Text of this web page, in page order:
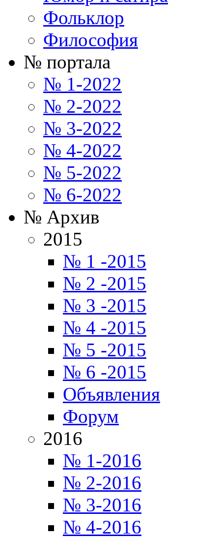
Фольклор
Философия
№ портала
№ 1-2022
№ 2-2022
№ 3-2022
№ 4-2022
№ 5-2022
№ 6-2022
№ Архив
2015
№ 1 -2015
№ 2 -2015
№ 3 -2015
№ 4 -2015
№ 5 -2015
№ 6 -2015
Объявления
Форум
2016
№ 1-2016
№ 2-2016
№ 3-2016
№ 4-2016